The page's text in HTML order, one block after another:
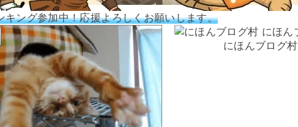
ング参加中！応援よろしくお願いします。
にほんブログ村